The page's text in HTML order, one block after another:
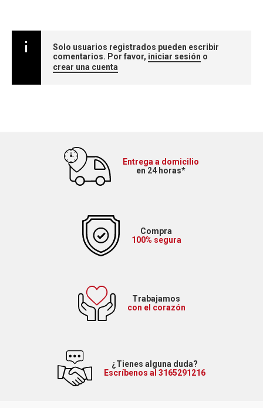
Solo usuarios registrados pueden escribir
comentarios. Por favor, iniciar sesión o
crear una cuenta
Entrega a domicilio
en 24 horas*
Compra
100% segura
Trabajamos
con el corazón
¿Tienes alguna duda?
Escríbenos al 3165291216